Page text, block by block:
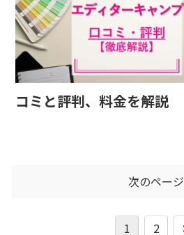
コミと評判、料金を解説
次のページ
1 2